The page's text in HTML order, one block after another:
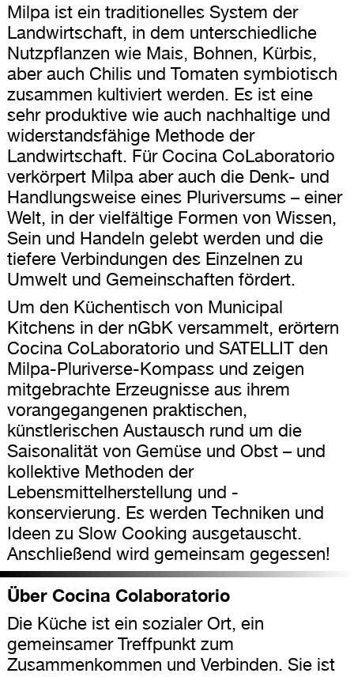
Milpa ist ein traditionelles System der
Landwirtschaft, in dem unterschiedliche
Nutzpflanzen wie Mais, Bohnen, Kürbis,
aber auch Chilis und Tomaten symbiotisch
zusammen kultiviert werden. Es ist eine
sehr produktive wie auch nachhaltige und
widerstandsfähige Methode der
Landwirtschaft. Für Cocina CoLaboratorio
verkörpert Milpa aber auch die Denk- und
Handlungsweise eines Pluriversums – einer
Welt, in der vielfältige Formen von Wissen,
Sein und Handeln gelebt werden und die
tiefere Verbindungen des Einzelnen zu
Umwelt und Gemeinschaften fördert.
Um den Küchentisch von Municipal
Kitchens in der nGbK versammelt, erörtern
Cocina CoLaboratorio und SATELLIT den
Milpa-Pluriverse-Kompass und zeigen
mitgebrachte Erzeugnisse aus ihrem
vorangegangenen praktischen,
künstlerischen Austausch rund um die
Saisonalität von Gemüse und Obst – und
kollektive Methoden der
Lebensmittelherstellung und -
konservierung. Es werden Techniken und
Ideen zu Slow Cooking ausgetauscht.
Anschließend wird gemeinsam gegessen!
Über Cocina Colaboratorio
Die Küche ist ein sozialer Ort, ein
gemeinsamer Treffpunkt zum
Zusammenkommen und Verbinden. Sie ist